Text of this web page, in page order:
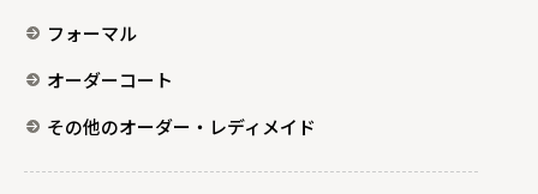
フォーマル
オーダーコート
その他のオーダー・レディメイド